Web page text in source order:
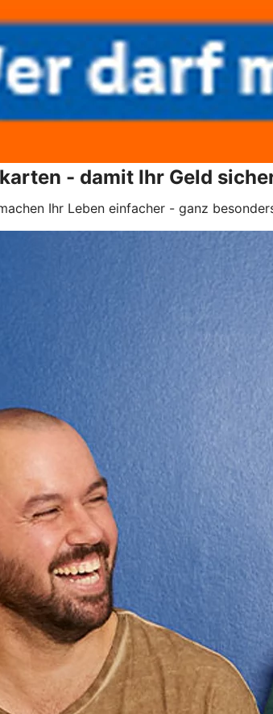
- damit Ihr Geld
Ihr Leben einfacher - ganz